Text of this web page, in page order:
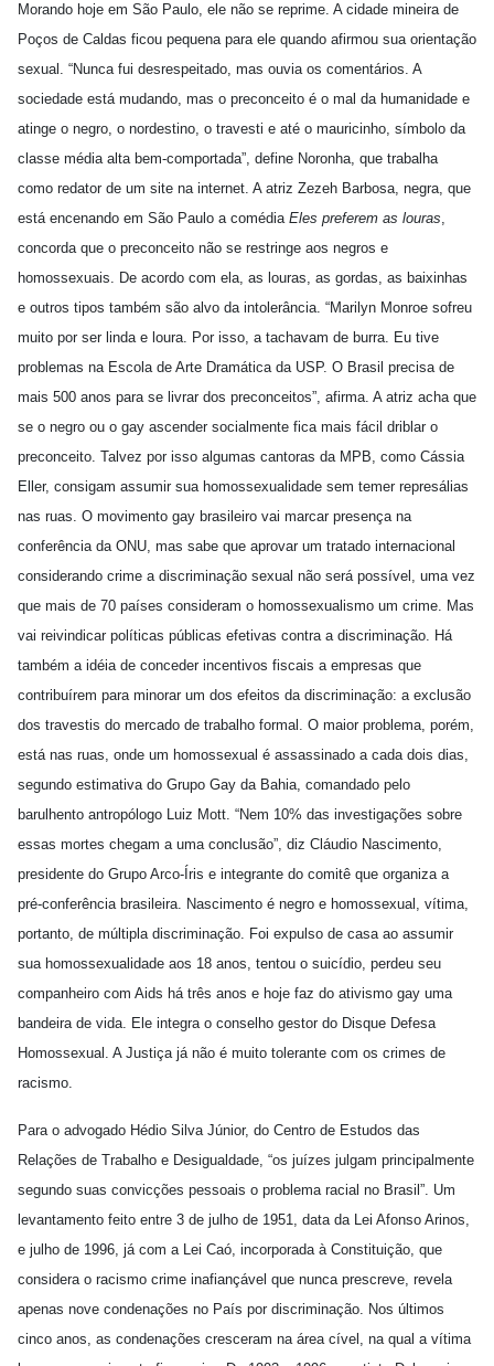
Morando hoje em São Paulo, ele não se reprime. A cidade mineira de
Poços de Caldas ficou pequena para ele quando afirmou sua orientação
sexual. “Nunca fui desrespeitado, mas ouvia os comentários. A
sociedade está mudando, mas o preconceito é o mal da humanidade e
atinge o negro, o nordestino, o travesti e até o mauricinho, símbolo da
classe média alta bem-comportada”, define Noronha, que trabalha
como redator de um site na internet. A atriz Zezeh Barbosa, negra, que
está encenando em São Paulo a comédia Eles preferem as louras,
concorda que o preconceito não se restringe aos negros e
homossexuais. De acordo com ela, as louras, as gordas, as baixinhas
e outros tipos também são alvo da intolerância. “Marilyn Monroe sofreu
muito por ser linda e loura. Por isso, a tachavam de burra. Eu tive
problemas na Escola de Arte Dramática da USP. O Brasil precisa de
mais 500 anos para se livrar dos preconceitos”, afirma. A atriz acha que
se o negro ou o gay ascender socialmente fica mais fácil driblar o
preconceito. Talvez por isso algumas cantoras da MPB, como Cássia
Eller, consigam assumir sua homossexualidade sem temer represálias
nas ruas. O movimento gay brasileiro vai marcar presença na
conferência da ONU, mas sabe que aprovar um tratado internacional
considerando crime a discriminação sexual não será possível, uma vez
que mais de 70 países consideram o homossexualismo um crime. Mas
vai reivindicar políticas públicas efetivas contra a discriminação. Há
também a idéia de conceder incentivos fiscais a empresas que
contribuírem para minorar um dos efeitos da discriminação: a exclusão
dos travestis do mercado de trabalho formal. O maior problema, porém,
está nas ruas, onde um homossexual é assassinado a cada dois dias,
segundo estimativa do Grupo Gay da Bahia, comandado pelo
barulhento antropólogo Luiz Mott. “Nem 10% das investigações sobre
essas mortes chegam a uma conclusão”, diz Cláudio Nascimento,
presidente do Grupo Arco-Íris e integrante do comitê que organiza a
pré-conferência brasileira. Nascimento é negro e homossexual, vítima,
portanto, de múltipla discriminação. Foi expulso de casa ao assumir
sua homossexualidade aos 18 anos, tentou o suicídio, perdeu seu
companheiro com Aids há três anos e hoje faz do ativismo gay uma
bandeira de vida. Ele integra o conselho gestor do Disque Defesa
Homossexual. A Justiça já não é muito tolerante com os crimes de
racismo.
Para o advogado Hédio Silva Júnior, do Centro de Estudos das
Relações de Trabalho e Desigualdade, “os juízes julgam principalmente
segundo suas convicções pessoais o problema racial no Brasil”. Um
levantamento feito entre 3 de julho de 1951, data da Lei Afonso Arinos,
e julho de 1996, já com a Lei Caó, incorporada à Constituição, que
considera o racismo crime inafiançável que nunca prescreve, revela
apenas nove condenações no País por discriminação. Nos últimos
cinco anos, as condenações cresceram na área cível, na qual a vítima